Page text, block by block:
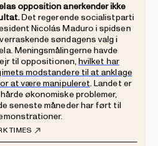
opposition anerkender ikke
Det regerende socialistparti
Nicolás Maduro i spidsen
søndagens valg i
Meningsmålingerne havde
til oppositionen, hvilket har
modstandere til at anklage
at være manipuleret. Landet er
økonomiske problemer,
seneste måneder har ført til
TIMES